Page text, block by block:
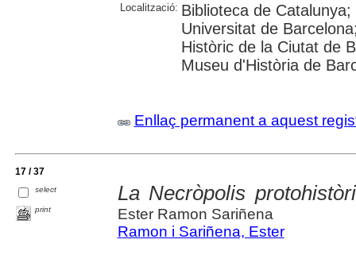
Localització: Biblioteca de
Universitat de
Històric de la Ciutat de
Museu d'Història de
Enllaç permanent a aquest
17 / 37
select
print
La Necròpolis
Ester Ramon Sariñena
Ramon i Sariñena, Ester